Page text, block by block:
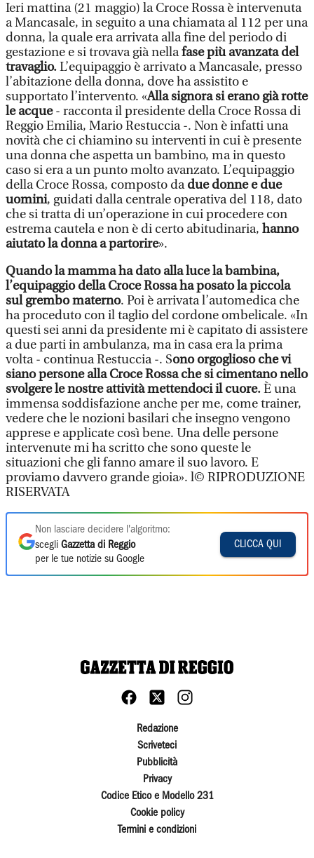
Ieri mattina (21 maggio) la Croce Rossa è intervenuta
a Mancasale, in seguito a una chiamata al 112 per una
donna, la quale era arrivata alla fine del periodo di
gestazione e si trovava già nellafase più avanzata del
travaglio.L’equipaggio è arrivato a Mancasale, presso
l’abitazione della donna, dove ha assistito e
supportato l’intervento. «Alla signora si erano già rotte
le acque- racconta il presidente della Croce Rossa di
Reggio Emilia, Mario Restuccia -. Non è infatti una
novità che ci chiamino su interventi in cui è presente
una donna che aspetta un bambino, ma in questo
caso si era a un punto molto avanzato. L’equipaggio
della Croce Rossa, composto dadue donne e due
uomini, guidati dalla centrale operativa del 118, dato
che si tratta di un’operazione in cui procedere con
estrema cautela e non è di certo abitudinaria, hanno
aiutato la donna a partorire».
Quando la mamma ha dato alla luce la bambina,
l’equipaggio della Croce Rossa ha posato la piccola
sul grembo materno. Poi è arrivata l’automedica che
ha proceduto con il taglio del cordone ombelicale. «In
questi sei anni da presidente mi è capitato di assistere
a due parti in ambulanza, ma in casa era la prima
volta - continua Restuccia -. Sono orgoglioso che vi
siano persone alla Croce Rossa che si cimentano nello
svolgere le nostre attività mettendoci il cuore.È una
immensa soddisfazione anche per me, come trainer,
vedere che le nozioni basilari che insegno vengono
apprese e applicate così bene. Una delle persone
intervenute mi ha scritto che sono queste le
situazioni che gli fanno amare il suo lavoro. E
proviamo davvero grande gioia». l© RIPRODUZIONE
RISERVATA
Non lasciare decidere l'algoritmo:
scegli Gazzetta di Reggio
per le tue notizie su Google
CLICCA QUI
Redazione
Scriveteci
Pubblicità
Privacy
Codice Etico e Modello 231
Cookie policy
Termini e condizioni